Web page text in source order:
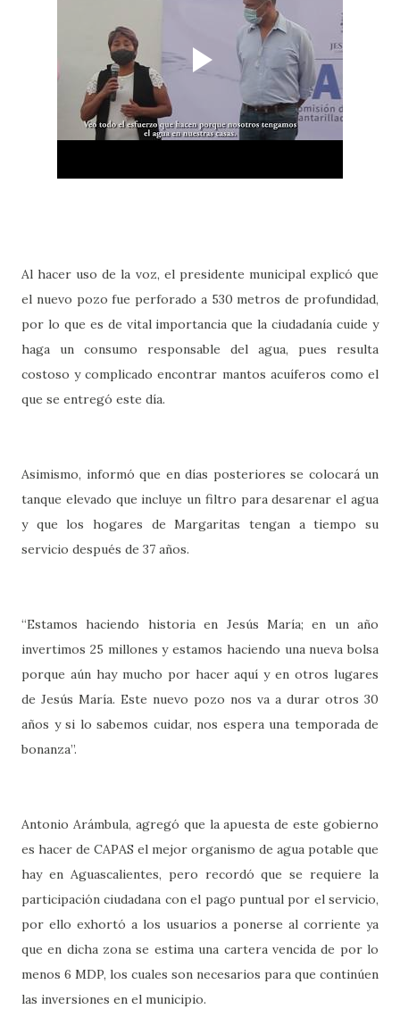
Al hacer uso de la voz, el presidente municipal explicó que
el nuevo pozo fue perforado a 530 metros de profundidad,
por lo que es de vital importancia que la ciudadanía cuide y
haga un consumo responsable del agua, pues resulta
costoso y complicado encontrar mantos acuíferos como el
que se entregó este día.
Asimismo, informó que en días posteriores se colocará un
tanque elevado que incluye un filtro para desarenar el agua
y que los hogares de Margaritas tengan a tiempo su
servicio después de 37 años.
“Estamos haciendo historia en Jesús María; en un año
invertimos 25 millones y estamos haciendo una nueva bolsa
porque aún hay mucho por hacer aquí y en otros lugares
de Jesús María. Este nuevo pozo nos va a durar otros 30
años y si lo sabemos cuidar, nos espera una temporada de
bonanza”.
Antonio Arámbula, agregó que la apuesta de este gobierno
es hacer de CAPAS el mejor organismo de agua potable que
hay en Aguascalientes, pero recordó que se requiere la
participación ciudadana con el pago puntual por el servicio,
por ello exhortó a los usuarios a ponerse al corriente ya
que en dicha zona se estima una cartera vencida de por lo
menos 6 MDP, los cuales son necesarios para que continúen
las inversiones en el municipio.